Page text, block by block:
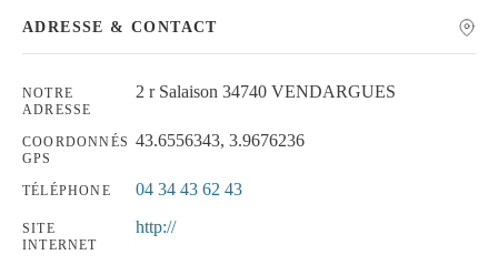
ADRESSE & CONTACT
NOTRE
ADRESSE
2 r Salaison 34740 VENDARGUES
COORDONNÉS
GPS
43.6556343, 3.9676236
TÉLÉPHONE 04 34 43 62 43
SITE
INTERNET
http://